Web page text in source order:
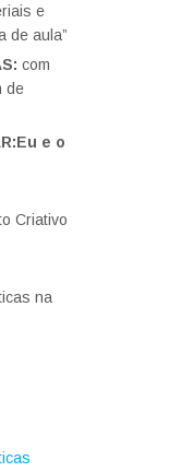
e
de aula”
com
de
e o
Criativo
na